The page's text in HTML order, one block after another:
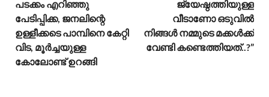
പടക്കം എറിഞ്ഞു
പേടിപ്പിക്ക, ജനലിന്റെ
ഉള്ളീക്കടെ പാമ്പിനെ കേറ്റി
വിട, മൂർച്ചയുള്ള
കോലോണ്ട് ഉറങ്ങി
ജ്യേഷ്ഠത്തിയുള്ള
വീടാണോ ഒടുവിൽ
നിങ്ങൾ നമ്മുടെ മക്കൾക്ക്
വേണ്ടി കണ്ടെത്തിയത്..?”